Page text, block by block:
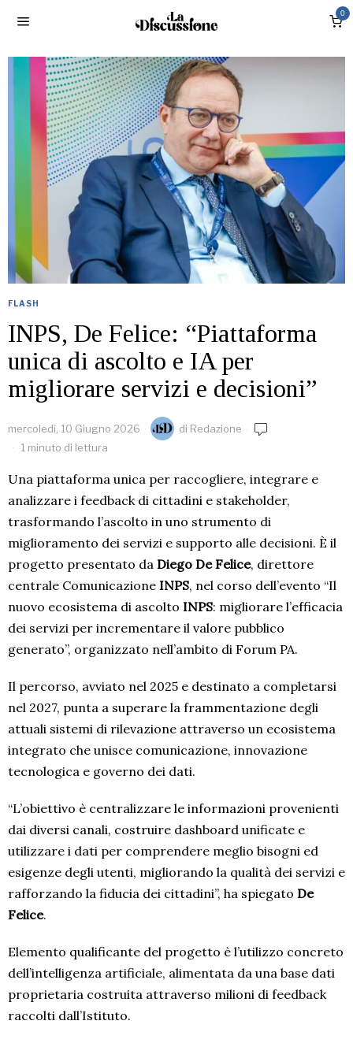
0
FLASH
INPS, De Felice: “Piattaforma
unica di ascolto e IA per
migliorare servizi e decisioni”
mercoledì, 10 Giugno 2026 di Redazione
1 minuto di lettura
Una piattaforma unica per raccogliere, integrare e
analizzare i feedback di cittadini e stakeholder,
trasformando l’ascolto in uno strumento di
miglioramento dei servizi e supporto alle decisioni. È il
progetto presentato da Diego De Felice, direttore
centrale Comunicazione INPS, nel corso dell’evento “Il
nuovo ecosistema di ascolto INPS: migliorare l’efficacia
dei servizi per incrementare il valore pubblico
generato”, organizzato nell’ambito di Forum PA.
Il percorso, avviato nel 2025 e destinato a completarsi
nel 2027, punta a superare la frammentazione degli
attuali sistemi di rilevazione attraverso un ecosistema
integrato che unisce comunicazione, innovazione
tecnologica e governo dei dati.
“L’obiettivo è centralizzare le informazioni provenienti
dai diversi canali, costruire dashboard unificate e
utilizzare i dati per comprendere meglio bisogni ed
esigenze degli utenti, migliorando la qualità dei servizi e
rafforzando la fiducia dei cittadini”, ha spiegato De
Felice.
Elemento qualificante del progetto è l’utilizzo concreto
dell’intelligenza artificiale, alimentata da una base dati
proprietaria costruita attraverso milioni di feedback
raccolti dall’Istituto.